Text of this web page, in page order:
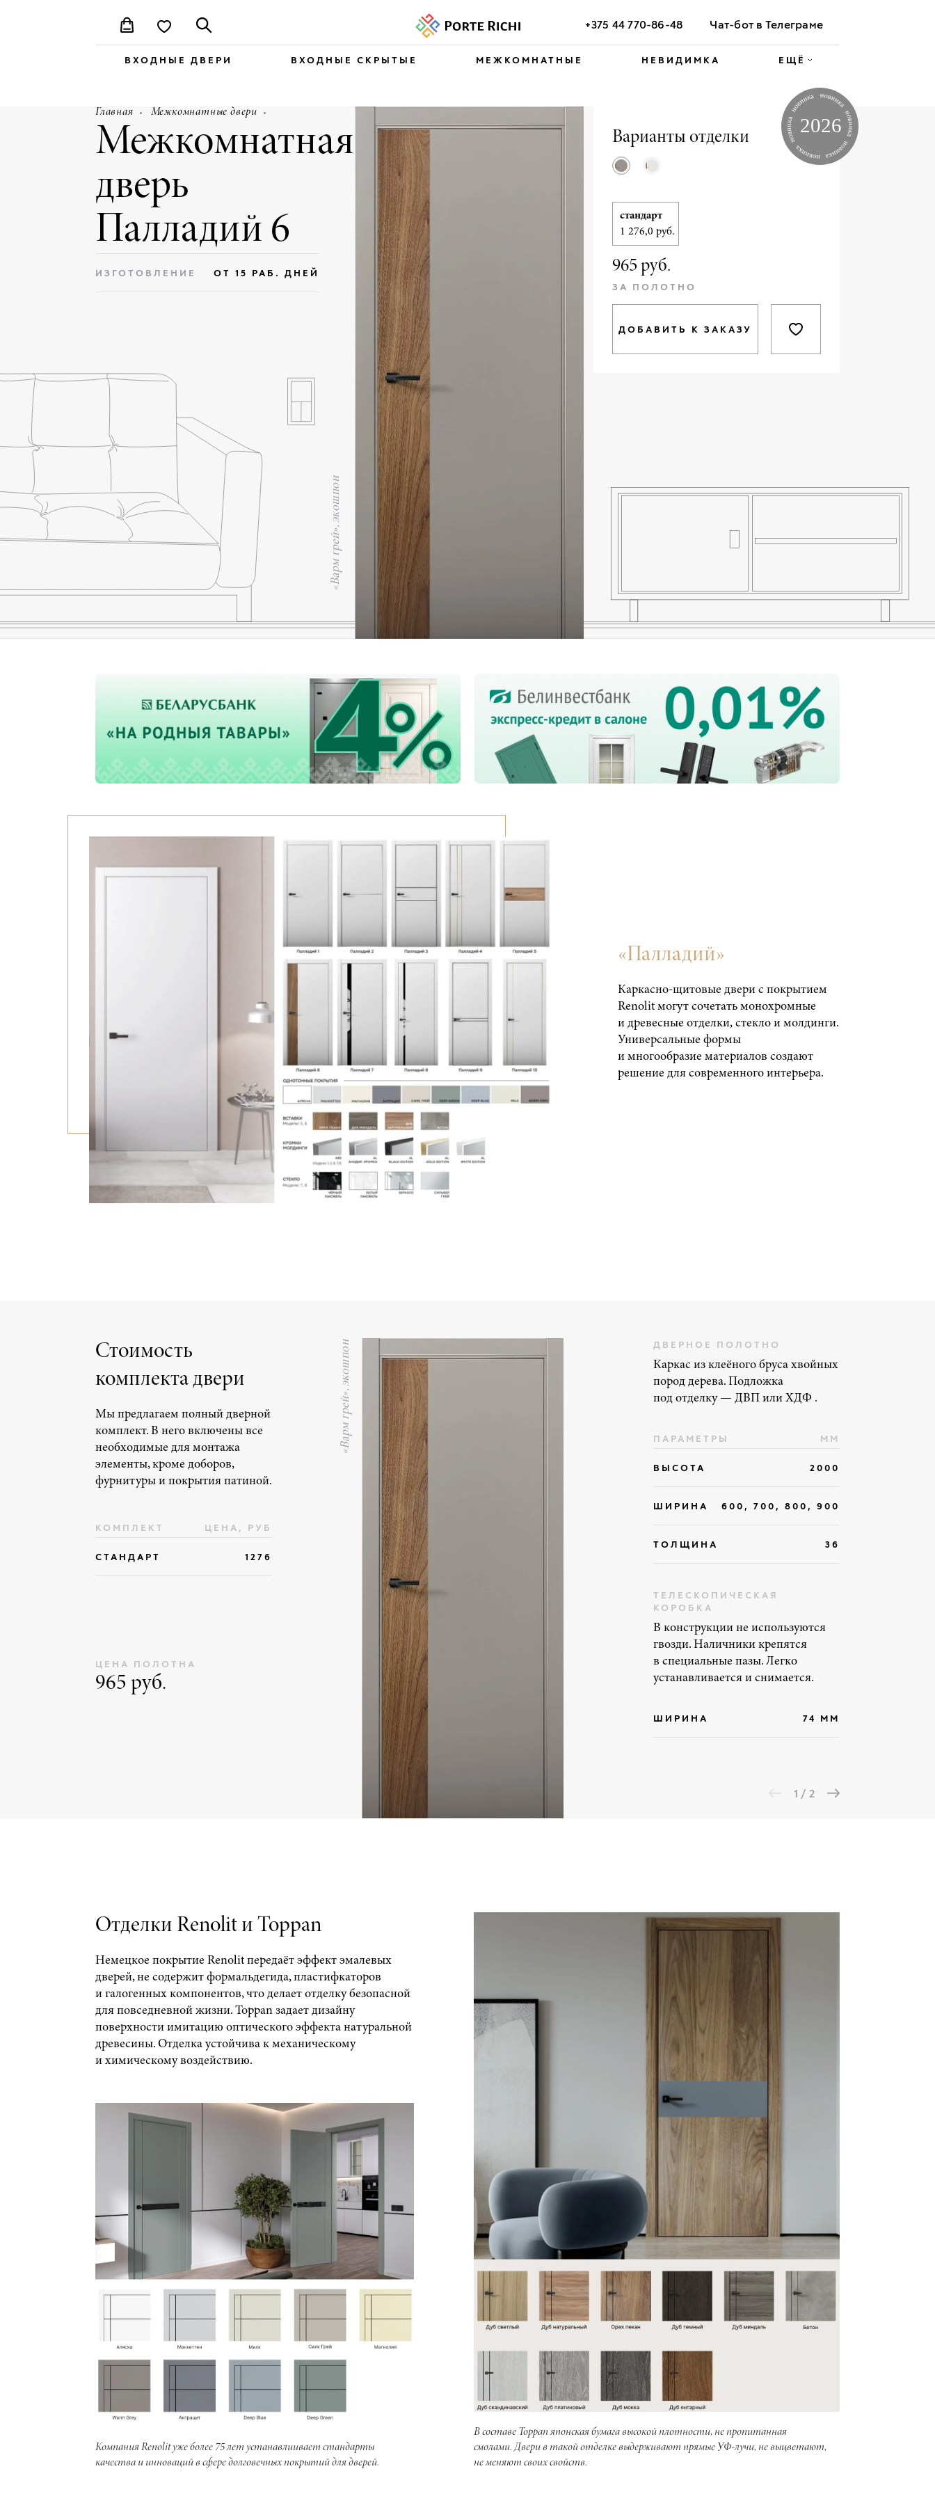
+375 44 770-86-48 Чат-бот в Телеграме
ВХОДНЫЕ ДВЕРИ ВХОДНЫЕ СКРЫТЫЕ МЕЖКОМНАТНЫЕ НЕВИДИМКА ЕЩЁ
Главная Межкомнатные двери
Межкомнатная
дверь
Палладий 6
ИЗГОТОВЛЕНИЕ ОТ 15 РАБ. ДНЕЙ
«Варм грей», экошпон
Варианты отделки
стандарт
1 276,0 руб.
965 руб.
ЗА ПОЛОТНО
ДОБАВИТЬ К ЗАКАЗУ
«Палладий»
Каркасно-щитовые двери с покрытием
Renolit могут сочетать монохромные
и древесные отделки, стекло и молдинги.
Универсальные формы
и многообразие материалов создают
решение для современного интерьера.
Стоимость
комплекта двери
Мы предлагаем полный дверной
комплект. В него включены все
необходимые для монтажа
элементы, кроме доборов,
фурнитуры и покрытия патиной.
КОМПЛЕКТ ЦЕНА, РУБ
СТАНДАРТ 1276
ЦЕНА ПОЛОТНА
965 руб.
«Варм грей», экошпон ДВЕРНОЕ ПОЛОТНО
Каркас из клеёного бруса хвойных
пород дерева. Подложка
под отделку — ДВП или ХДФ .
ПАРАМЕТРЫ ММ
ВЫСОТА 2000
ШИРИНА 600, 700, 800, 900
ТОЛЩИНА 36
ТЕЛЕСКОПИЧЕСКАЯ
КОРОБКА
В конструкции не используются
гвозди. Наличники крепятся
в специальные пазы. Легко
устанавливается и снимается.
ШИРИНА 74 ММ
1 / 2
Отделки Renolit и Toppan
Немецкое покрытие Renolit передаёт эффект эмалевых
дверей, не содержит формальдегида, пластифкаторов
и галогенных компонентов, что делает отделку безопасной
для повседневной жизни. Toppan задает дизайну
поверхности имитацию оптического эффекта натуральной
древесины. Отделка устойчива к механическому
и химическому воздействию.
Компания Renolit уже более 75 лет устанавлиивает стандарты
качества и инноваций в сфере долговечных покрытий для дверей.
В составе Toppan японская бумага высокой плотности, не пропитанная
смолами. Двери в такой отделке выдерживают прямые УФ-лучи, не выцветают,
не меняют своих свойств.